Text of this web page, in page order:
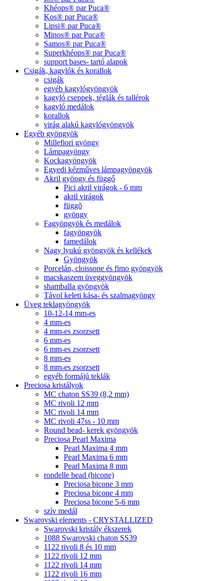
Khéops® par Puca®
Kos® par Puca®
Lipsi® par Puca®
Minos® par Puca®
Samos® par Puca®
Superkhéops® par Puca®
support bases- tartó alapok
Csigák, kagylók és korallok
csigák
egyéb kagylógyöngyök
kagyló cseppek, téglák és tallérok
kagyló medálok
korallok
virág alakú kagylógyöngyök
Egyéb gyöngyök
Millefiori gyöngy
Lámpagyöngy
Kockagyöngyök
Egyedi kézműves lámpagyöngyök
Akril gyöngy és függő
Pici akril virágok - 6 mm
akril virágok
függõ
gyöngy
Fagyöngyök és medálok
fagyöngyök
famedálok
Nagy lyukú gyöngyök és kellékek
Gyöngyök
Porcelán, cloissone és fimo gyöngyök
macskaszem üveggyöngyök
shamballa gyöngyök
Távol keleti kása- és szalmagyöngy
Üveg teklagyöngyök
10-12-14 mm-es
4 mm-es
4 mm-es zsorzsett
6 mm-es
6 mm-es zsorzsett
8 mm-es
8 mm-es zsorzsett
egyéb formájú teklák
Preciosa kristályok
MC chaton SS39 (8,2 mm)
MC rivoli 12 mm
MC rivoli 14 mm
MC rivoli 47ss - 10 mm
Round bead- kerek gyöngyök
Preciosa Pearl Maxima
Pearl Maxima 4 mm
Pearl Maxima 6 mm
Pearl Maxima 8 mm
rondelle bead (bicone)
Preciosa bicone 3 mm
Preciosa bicone 4 mm
Preciosa bicone 5-6 mm
szív medál
Swarovski elements - CRYSTALLIZED
Swarovski kristály ékszerek
1088 Swarovski chaton SS39
1122 rivoli 8 és 10 mm
1122 rivoli 12 mm
1122 rivoli 14 mm
1122 rivoli 16 mm